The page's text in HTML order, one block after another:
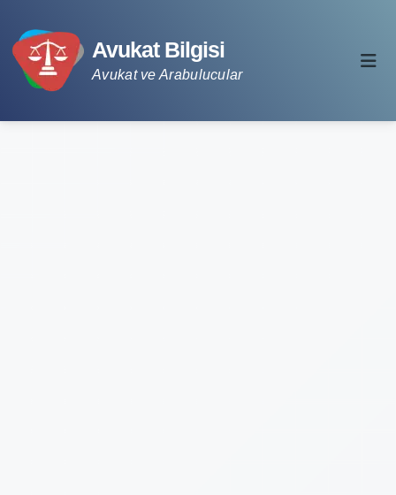
Avukat Bilgisi
Avukat ve Arabulucular